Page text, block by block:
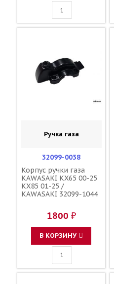
Ручка газа
32099-0038
Корпус ручки газа
KAWASAKI KX65 00-25
KX85 01-25 /
KAWASAKI 32099-1044
1800 ₽
В КОРЗИНУ